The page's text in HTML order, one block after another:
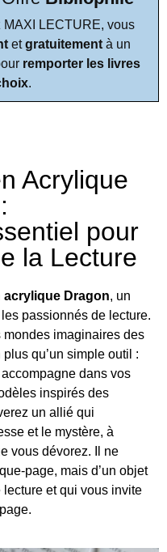
MAXI LECTURE, vous
etgratuitement à un
remporter les livres
.
Acrylique
pour
la Lecture
acrylique Dragon, un
passionnés de lecture.
imaginaires des
qu’un simple outil :
dans vos
inspirés des
un allié qui
et le mystère, à
vous dévorez. Il ne
page, mais d’un objet
et qui vous invite